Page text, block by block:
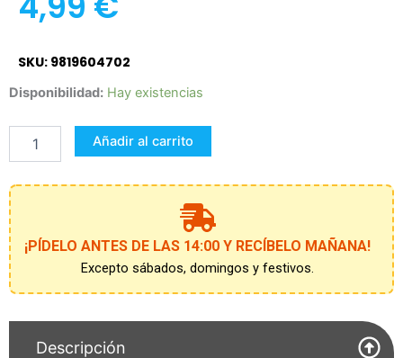
SKU: 9819604702
Disponibilidad: Hay existencias
Pack
Single
Jersey
3
Real
Madrid
cantidad
Añadir al carrito
¡PÍDELO ANTES DE LAS 14:00 Y RECÍBELO MAÑANA!
Excepto sábados, domingos y festivos.
Descripción